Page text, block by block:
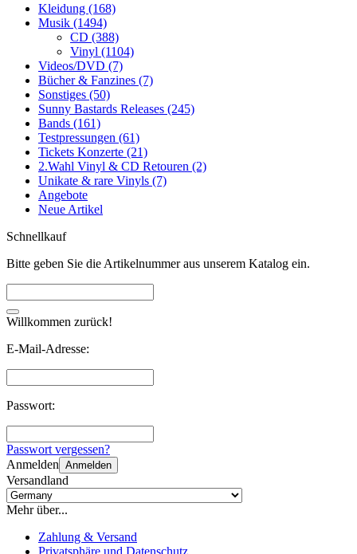
Kleidung (168)
Musik (1494)
CD (388)
Vinyl (1104)
Videos/DVD (7)
Bücher & Fanzines (7)
Sonstiges (50)
Sunny Bastards Releases (245)
Bands (161)
Testpressungen (61)
Tickets Konzerte (21)
2.Wahl Vinyl & CD Retouren (2)
Unikate & rare Vinyls (7)
Angebote
Neue Artikel
Schnellkauf
Bitte geben Sie die Artikelnummer aus unserem Katalog ein.
Willkommen zurück!
E-Mail-Adresse:
Passwort:
Passwort vergessen?
Anmelden Anmelden
Versandland
Mehr über...
Zahlung & Versand
Privatsphäre und Datenschutz